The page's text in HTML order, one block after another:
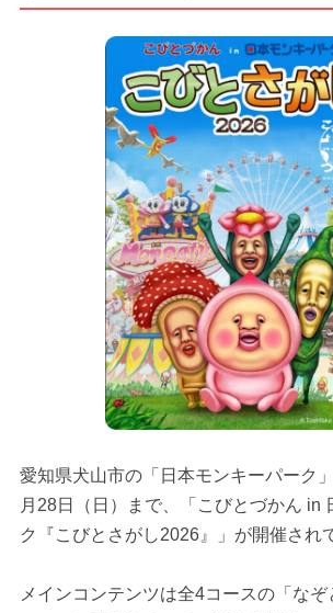
愛知県犬山市の「日本モンキーパーク
月28日（日）まで、「こびとづかん in
ク『こびとさがし2026』」が開催され
メインコンテンツは全4コースの「なぞ